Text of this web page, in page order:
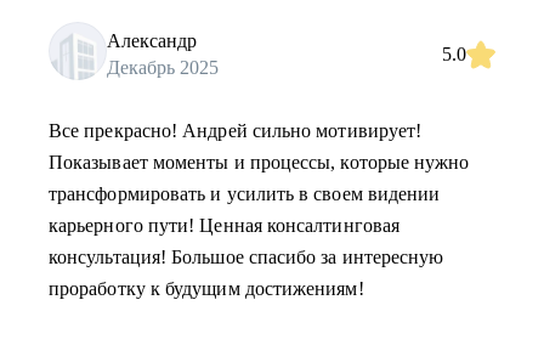
Александр
Декабрь 2025
5.0
Все прекрасно! Андрей сильно мотивирует!
Показывает моменты и процессы, которые нужно
трансформировать и усилить в своем видении
карьерного пути! Ценная консалтинговая
консультация! Большое спасибо за интересную
проработку к будущим достижениям!